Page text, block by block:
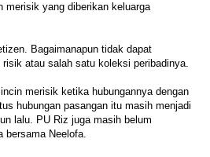
merisik yang diberikan keluarga
Bagaimanapun tidak dapat
atau salah satu koleksi peribadinya.
merisik ketika hubungannya dengan
hubungan pasangan itu masih menjadi
lalu. PU Riz juga masih belum
bersama Neelofa.